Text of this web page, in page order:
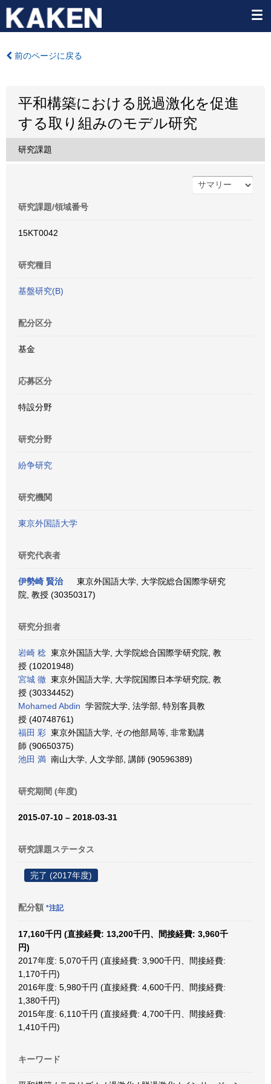
前のページに戻る
平和構築における脱過激化を促進
する取り組みのモデル研究
研究課題
研究課題/領域番号
15KT0042
研究種目
基盤研究(B)
配分区分
基金
応募区分
特設分野
研究分野
紛争研究
研究機関
東京外国語大学
研究代表者
伊勢崎 賢治
東京外国語大学, 大学院総合国際学研究
院, 教授 (30350317)
研究分担者
岩崎 稔 東京外国語大学, 大学院総合国際学研究院, 教
授 (10201948)
宮城 徹 東京外国語大学, 大学院国際日本学研究院, 教
授 (30334452)
Mohamed Abdin 学習院大学, 法学部, 特別客員教
授 (40748761)
福田 彩 東京外国語大学, その他部局等, 非常勤講
師 (90650375)
池田 満 南山大学, 人文学部, 講師 (90596389)
研究期間 (年度)
2015-07-10 – 2018-03-31
研究課題ステータス
完了 (2017年度)
配分額 *注記
17,160千円 (直接経費: 13,200千円、間接経費: 3,960千
円)
2017年度: 5,070千円 (直接経費: 3,900千円、間接経費:
1,170千円)
2016年度: 5,980千円 (直接経費: 4,600千円、間接経費:
1,380千円)
2015年度: 6,110千円 (直接経費: 4,700千円、間接経費:
1,410千円)
キーワード